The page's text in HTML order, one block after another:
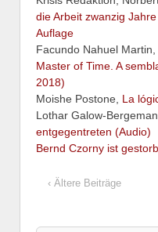
die Arbeit zwanzig
Auflage
Facundo Nahuel
Master of Time. A
2018)
Moishe Postone, La
Lothar Galow-
entgegentreten (Audio)
Bernd Czorny ist
‹ Ältere Beiträge